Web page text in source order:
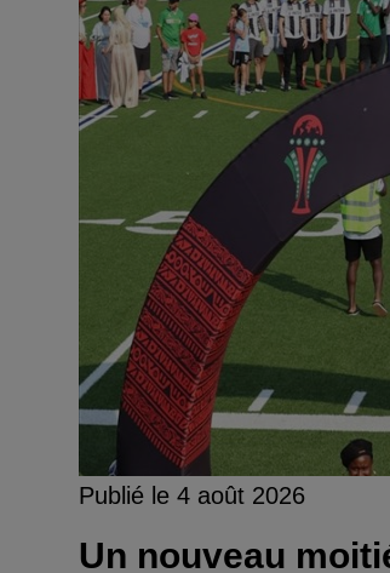
Publié le 4 août 2026
Un nouveau